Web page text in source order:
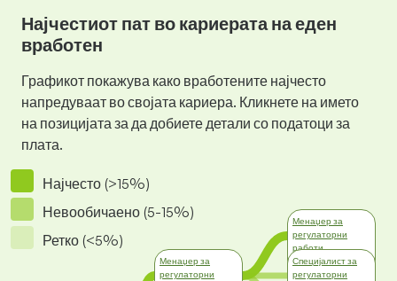
Најчестиот пат во кариерата на еден
вработен
Графикот покажува како вработените најчесто
напредуваат во својата кариера. Кликнете на името
на позицијата за да добиете детали со податоци за
плата.
Најчесто (>15%)
Невообичаено (5-15%)
Ретко (<5%)
Менаџер за
регулаторни
Менаџер за
регулаторни
работи
Фармацевтска
Индустрија
Специјалист за
регулаторни